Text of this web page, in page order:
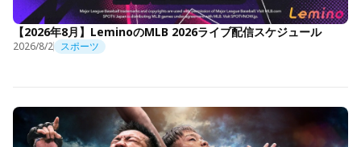
【2026年8月】LeminoのMLB 2026ライブ配信スケジュール
2026/8/2 スポーツ